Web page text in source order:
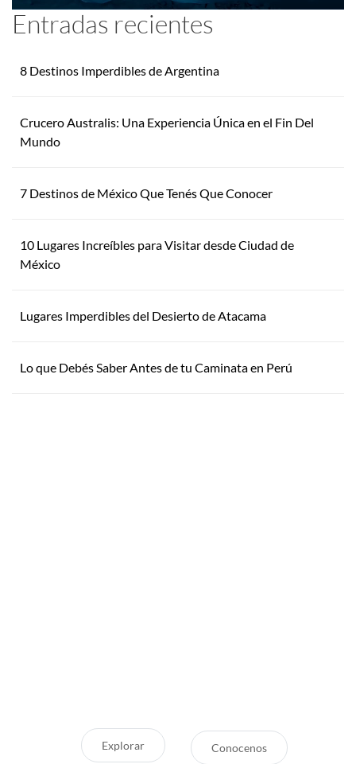
Entradas recientes
8 Destinos Imperdibles de Argentina
Crucero Australis: Una Experiencia Única en el Fin Del
Mundo
7 Destinos de México Que Tenés Que Conocer
10 Lugares Increíbles para Visitar desde Ciudad de
México
Lugares Imperdibles del Desierto de Atacama
Lo que Debés Saber Antes de tu Caminata en Perú
Explorar Conocenos